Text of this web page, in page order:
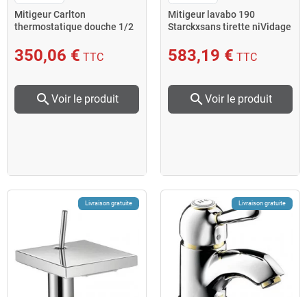
Mitigeur Carlton
thermostatique douche 1/2
350,06 € TTC
search Voir le produit
Mitigeur lavabo 190
Starckxsans tirette niVidage
583,19 € TTC
search Voir le produit
Livraison gratuite Livraison gratuite